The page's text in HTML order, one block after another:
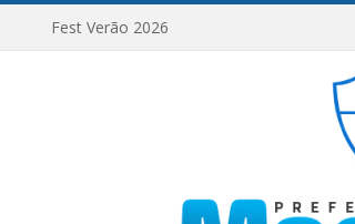
Fest Verão 2026